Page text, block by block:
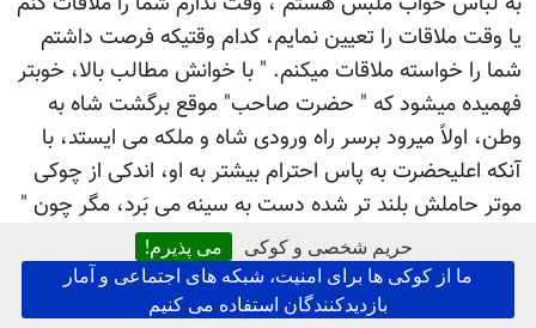
حریم شخصی و کوکی
می پذیرم!
ما از کوکی ها برای امنیت، شبکه های اجتماعی و آمار
بازدیدکنندگان استفاده می کنیم
یا وقت ملاقات را تعیین نمایم، کدام وقتیکه فرصت داشتم
شما را خواسته ملاقات میکنم. " با خوانش مطالب بالا، خوبتر
فهمیده میشود که " حضرت صاحب" موقع برگشت شاه به
وطن، اولاً میرود برسر راه ورودی شاه و ملکه می ایستد، با
آنکه اعلیحضرت به پاس احترام بیشتر به او، اندکی از چوکی
موتر حاملش بلند تر شده دست به سینه می بَرد، مگر چون "
حضرت صاحب" انتظارات بیشتر ازان داشت، یعنی که شاه
بایستی موکب اش را متوقف میکرد، ازان فرود می آمد و
بحضور هزاران نفر اتباع دولتش، دست پیرخانقاه را می